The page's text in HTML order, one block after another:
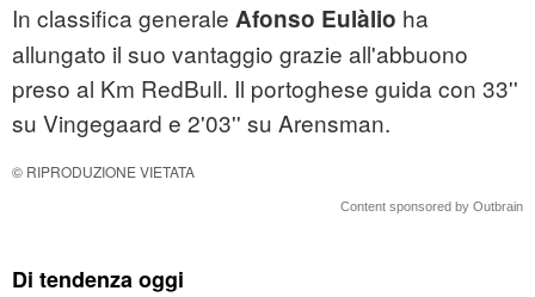
In classifica generale Afonso Eulàlio ha
allungato il suo vantaggio grazie all'abbuono
preso al Km RedBull. Il portoghese guida con 33''
su Vingegaard e 2'03'' su Arensman.
© RIPRODUZIONE VIETATA
Content sponsored by Outbrain
Di tendenza oggi